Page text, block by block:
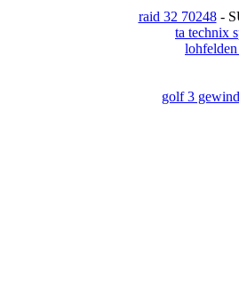
raid 32 70248-
ta technix
golf 3